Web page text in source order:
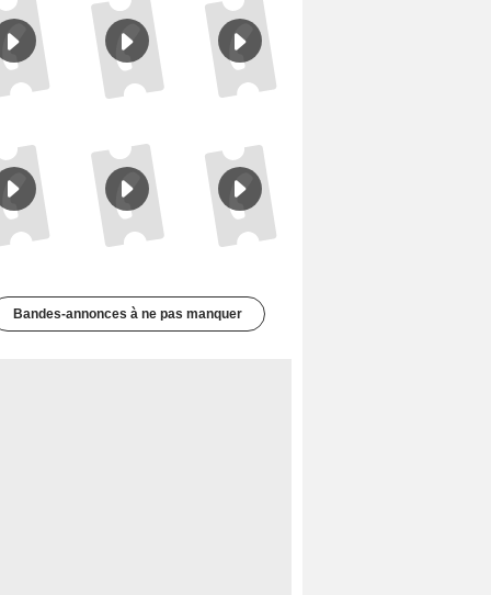
Bandes-annonces à ne pas manquer